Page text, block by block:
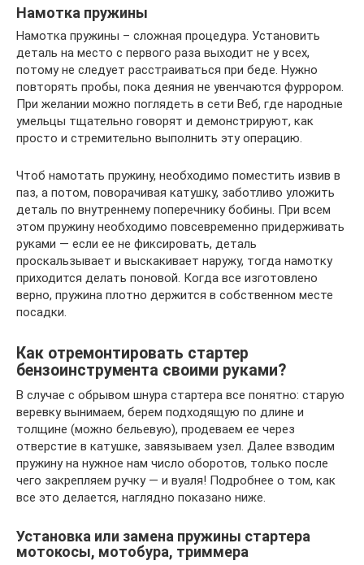
Намотка пружины
Намотка пружины – сложная процедура. Установить
деталь на место с первого раза выходит не у всех,
потому не следует расстраиваться при беде. Нужно
повторять пробы, пока деяния не увенчаются фуррором.
При желании можно поглядеть в сети Веб, где народные
умельцы тщательно говорят и демонстрируют, как
просто и стремительно выполнить эту операцию.
Чтоб намотать пружину, необходимо поместить извив в
паз, а потом, поворачивая катушку, заботливо уложить
деталь по внутреннему поперечнику бобины. При всем
этом пружину необходимо повсевременно придерживать
руками — если ее не фиксировать, деталь
проскальзывает и выскакивает наружу, тогда намотку
приходится делать поновой. Когда все изготовлено
верно, пружина плотно держится в собственном месте
посадки.
Как отремонтировать стартер
бензоинструмента своими руками?
В случае с обрывом шнура стартера все понятно: старую
веревку вынимаем, берем подходящую по длине и
толщине (можно бельевую), продеваем ее через
отверстие в катушке, завязываем узел. Далее взводим
пружину на нужное нам число оборотов, только после
чего закрепляем ручку — и вуаля! Подробнее о том, как
все это делается, наглядно показано ниже.
Установка или замена пружины стартера
мотокосы, мотобура, триммера